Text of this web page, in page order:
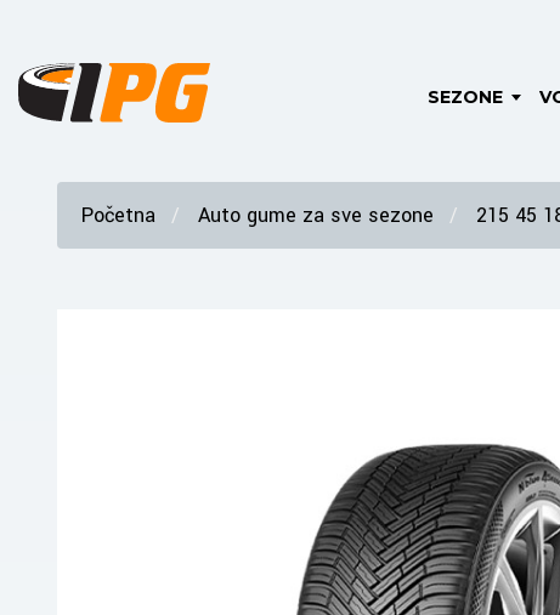
SEZONE
Početna Auto gume za sve sezone 215 45